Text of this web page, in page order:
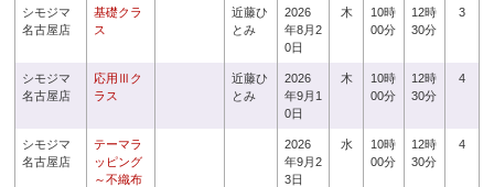
シモジマ
名古屋店
基礎クラ
ス
近藤ひ
とみ
2026
年8月2
0日
木
10時
00分
12時
30分
3
シモジマ
名古屋店
応用Ⅲク
ラス
近藤ひ
とみ
2026
年9月1
0日
木
10時
00分
12時
30分
4
シモジマ
名古屋店
テーマラ
ッピング
～不織布
2026
年9月2
3日
水
10時
00分
12時
30分
4